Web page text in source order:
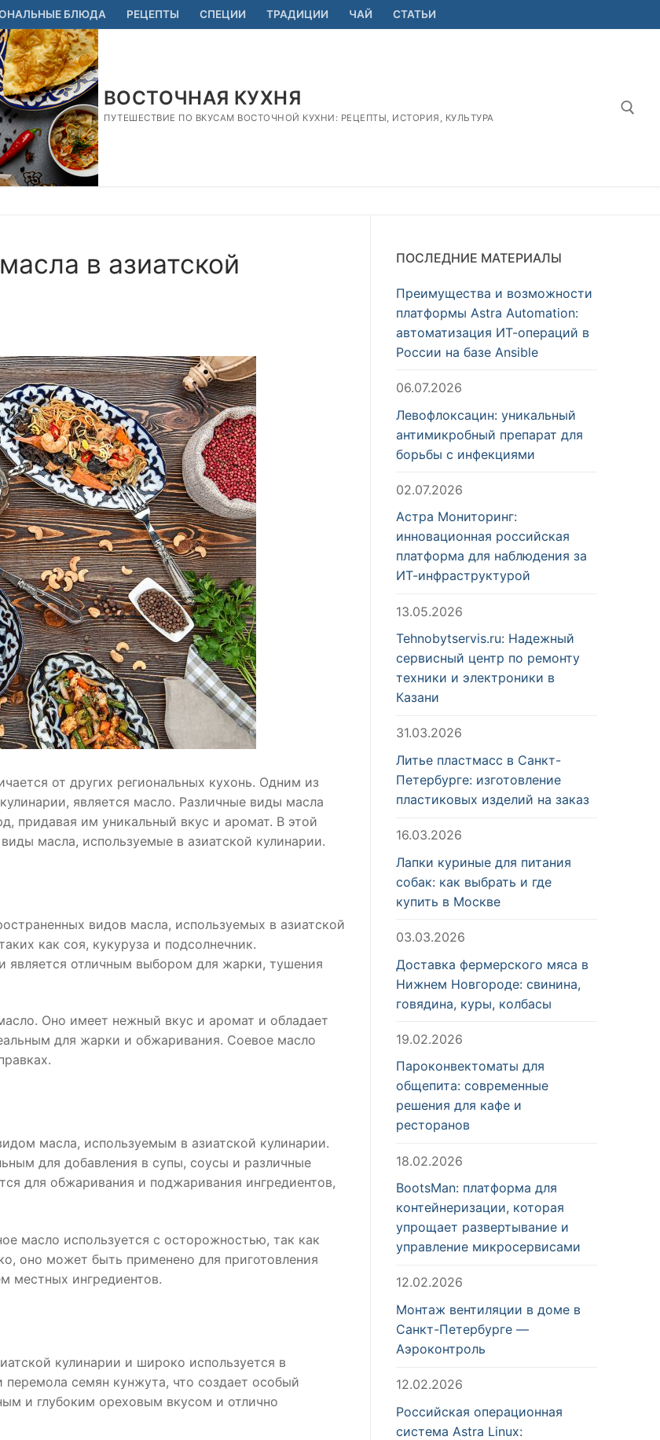
БЛЮДА РЕЦЕПТЫ СПЕЦИИ ТРАДИЦИИ ЧАЙ СТАТЬИ
ВОСТОЧНАЯ КУХНЯ
ПУТЕШЕСТВИЕ ПО ВКУСАМ ВОСТОЧНОЙ КУХНИ: РЕЦЕПТЫ, ИСТОРИЯ, КУЛЬТУРА
в азиатской
от других региональных кухонь. Одним из
является масло. Различные виды масла
придавая им уникальный вкус и аромат. В этой
масла, используемые в азиатской кулинарии.
видов масла, используемых в азиатской
как соя, кукуруза и подсолнечник.
является отличным выбором для жарки, тушения
Оно имеет нежный вкус и аромат и обладает
для жарки и обжаривания. Соевое масло
масла, используемым в азиатской кулинарии.
для добавления в супы, соусы и различные
для обжаривания и поджаривания ингредиентов,
масло используется с осторожностью, так как
оно может быть применено для приготовления
местных ингредиентов.
кулинарии и широко используется в
семян кунжута, что создает особый
и глубоким ореховым вкусом и отлично
ПОСЛЕДНИЕ МАТЕРИАЛЫ
Преимущества и возможности
платформы Astra Automation:
автоматизация ИТ-операций в
России на базе Ansible
06.07.2026
Левофлоксацин: уникальный
антимикробный препарат для
борьбы с инфекциями
02.07.2026
Астра Мониторинг:
инновационная российская
платформа для наблюдения за
ИТ-инфраструктурой
13.05.2026
Tehnobytservis.ru: Надежный
сервисный центр по ремонту
техники и электроники в
Казани
31.03.2026
Литье пластмасс в Санкт-
Петербурге: изготовление
пластиковых изделий на заказ
16.03.2026
Лапки куриные для питания
собак: как выбрать и где
купить в Москве
03.03.2026
Доставка фермерского мяса в
Нижнем Новгороде: свинина,
говядина, куры, колбасы
19.02.2026
Пароконвектоматы для
общепита: современные
решения для кафе и
ресторанов
18.02.2026
BootsMan: платформа для
контейнеризации, которая
упрощает развертывание и
управление микросервисами
12.02.2026
Монтаж вентиляции в доме в
Санкт-Петербурге —
Аэроконтроль
12.02.2026
Российская операционная
система Astra Linux: